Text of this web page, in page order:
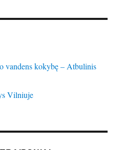
vandens kokybę – Atbulinis
Vilniuje